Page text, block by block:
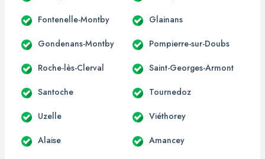
Fontenelle-Montby Glainans
Gondenans-Montby Pompierre-sur-Doubs
Roche-lès-Clerval Saint-Georges-Armont
Santoche Tournedoz
Uzelle Viéthorey
Alaise Amancey